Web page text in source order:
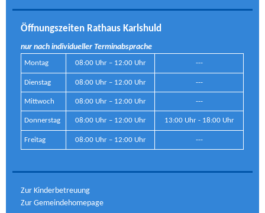
Öffnungszeiten Rathaus Karlshuld
nur nach individueller Terminabsprache
Montag 08:00 Uhr – 12:00 Uhr ---
Dienstag 08:00 Uhr – 12:00 Uhr ---
Mittwoch 08:00 Uhr – 12:00 Uhr ---
Donnerstag 08:00 Uhr – 12:00 Uhr 13:00 Uhr - 18:00 Uhr
Freitag 08:00 Uhr – 12:00 Uhr ---
Zur Kinderbetreuung
Zur Gemeindehomepage